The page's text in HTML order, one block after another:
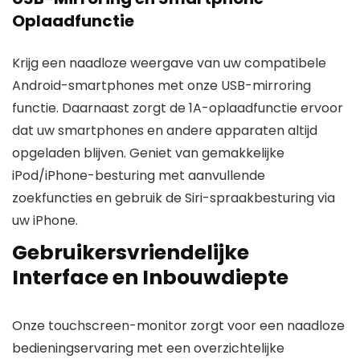
Oplaadfunctie
Krijg een naadloze weergave van uw compatibele
Android-smartphones met onze USB-mirroring
functie. Daarnaast zorgt de 1A-oplaadfunctie ervoor
dat uw smartphones en andere apparaten altijd
opgeladen blijven. Geniet van gemakkelijke
iPod/iPhone-besturing met aanvullende
zoekfuncties en gebruik de Siri-spraakbesturing via
uw iPhone.
Gebruikersvriendelijke
Interface en Inbouwdiepte
Onze touchscreen-monitor zorgt voor een naadloze
bedieningservaring met een overzichtelijke